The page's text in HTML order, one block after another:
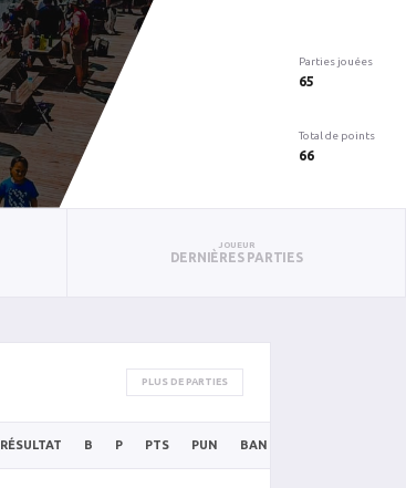
Parties jouées
65
Total de points
66
JOUEUR
DERNIÈRES PARTIES
PLUS DE PARTIES
RÉSULTAT B P PTS PUN BAN